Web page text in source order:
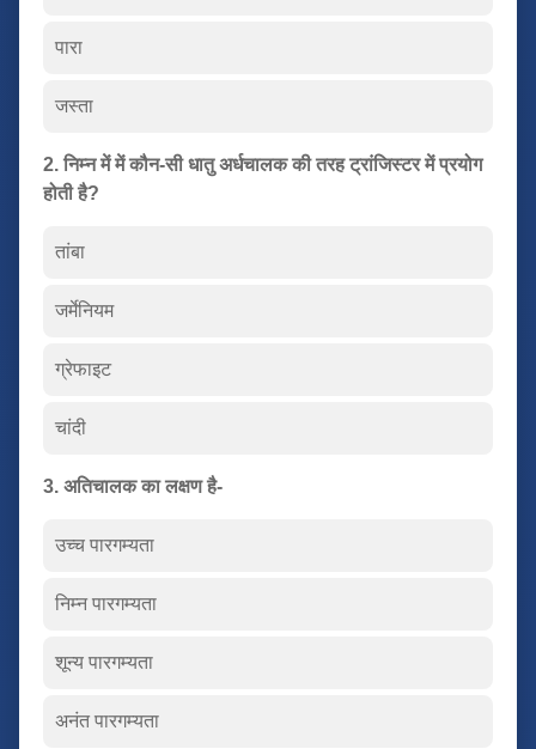
पारा
जस्ता
2. निम्न में में कौन-सी धातु अर्धचालक की तरह ट्रांजिस्टर में प्रयोग
होती है?
तांबा
जर्मेनियम
ग्रेफाइट
चांदी
3. अतिचालक का लक्षण है-
उच्च पारगम्यता
निम्न पारगम्यता
शून्य पारगम्यता
अनंत पारगम्यता